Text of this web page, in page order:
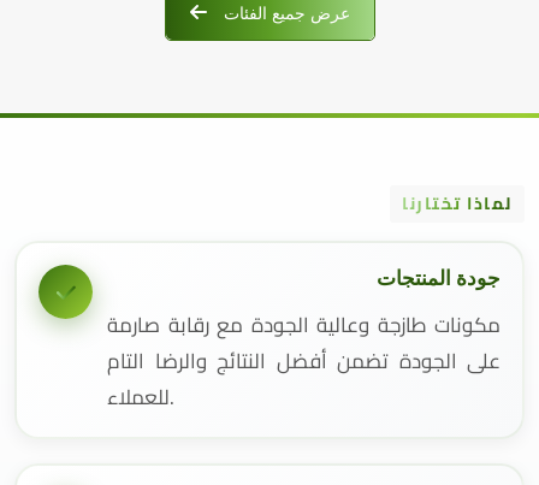
عرض جميع الفئات
لماذا تختارنا
جودة المنتجات
مكونات طازجة وعالية الجودة مع رقابة صارمة
على الجودة تضمن أفضل النتائج والرضا التام
للعملاء.